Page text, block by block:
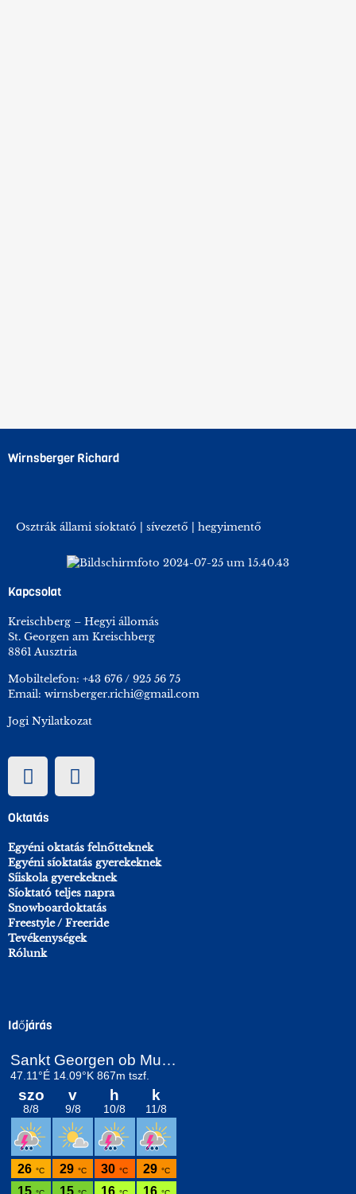
Wirnsberger Richard
Osztrák állami síoktató | sívezető | hegyimentő
Kapcsolat
Kreischberg – Hegyi állomás
St. Georgen am Kreischberg
8861 Ausztria
Mobiltelefon: +43 676 / 925 56 75
Email: wirnsberger.richi@gmail.com
Jogi Nyilatkozat
Oktatás
Egyéni oktatás felnőtteknek
Egyéni síoktatás gyerekeknek
Síiskola gyerekeknek
Síoktató teljes napra
Snowboardoktatás
Freestyle / Freeride
Tevékenységek
Rólunk
Időjárás